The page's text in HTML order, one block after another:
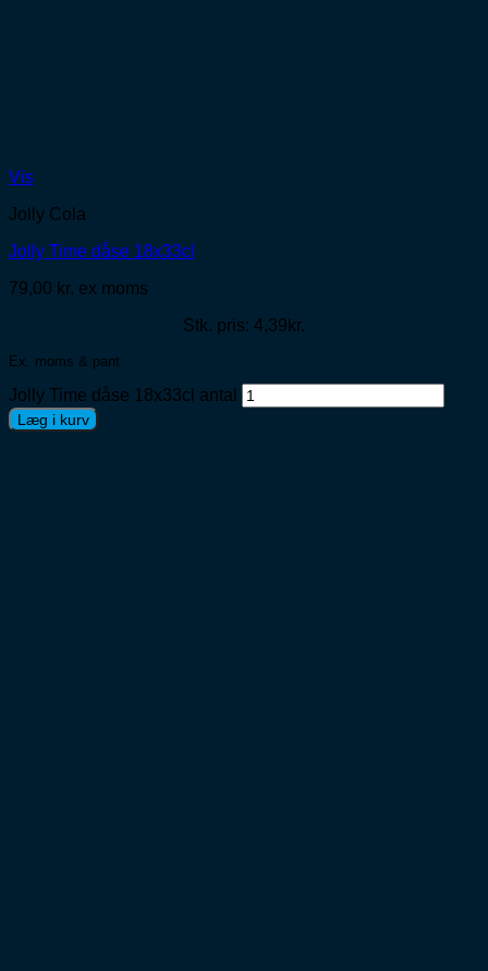
Vis
Jolly Cola
Jolly Time dåse 18x33cl
79,00 kr. ex moms
Stk. pris: 4,39kr.
Ex. moms & pant
Jolly Time dåse 18x33cl antal
Læg i kurv